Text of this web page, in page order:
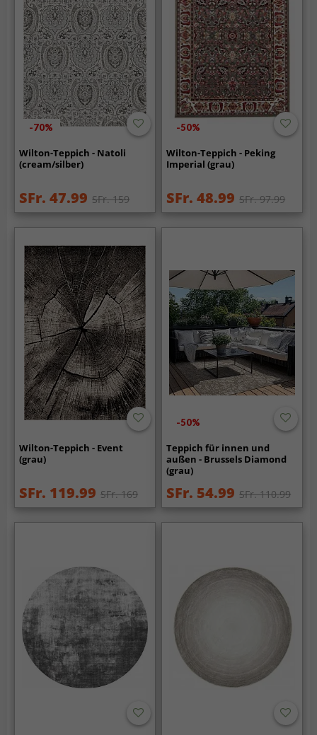
-70%
Wilton-Teppich - Natoli
(cream/silber)
SFr. 47.99 SFr. 159
-50%
Wilton-Teppich - Peking
Imperial (grau)
SFr. 48.99 SFr. 97.99
Wilton-Teppich - Event
(grau)
SFr. 119.99 SFr. 169
-50%
Teppich für innen und
außen - Brussels Diamond
(grau)
SFr. 54.99 SFr. 110.99